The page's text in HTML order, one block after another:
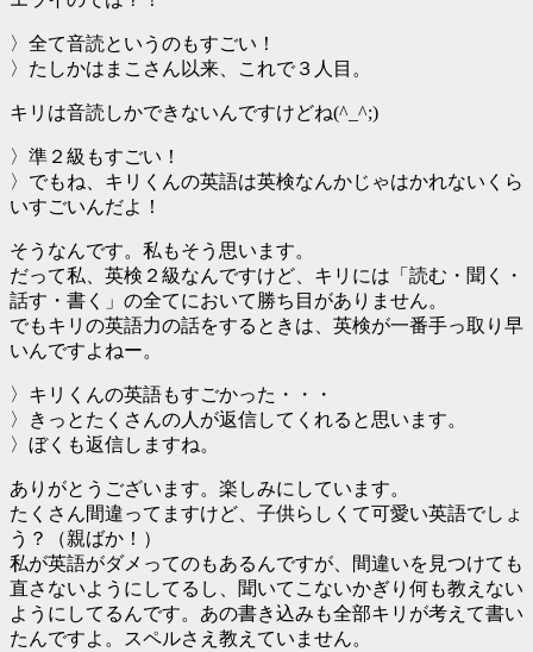
〉全て音読というのもすごい！
〉たしかはまこさん以来、これで３人目。
キリは音読しかできないんですけどね(^_^;)
〉準２級もすごい！
〉でもね、キリくんの英語は英検なんかじゃはかれないくら
いすごいんだよ！
そうなんです。私もそう思います。
だって私、英検２級なんですけど、キリには「読む・聞く・
話す・書く」の全てにおいて勝ち目がありません。
でもキリの英語力の話をするときは、英検が一番手っ取り早
いんですよねー。
〉キリくんの英語もすごかった・・・
〉きっとたくさんの人が返信してくれると思います。
〉ぼくも返信しますね。
ありがとうございます。楽しみにしています。
たくさん間違ってますけど、子供らしくて可愛い英語でしょ
う？（親ばか！）
私が英語がダメってのもあるんですが、間違いを見つけても
直さないようにしてるし、聞いてこないかぎり何も教えない
ようにしてるんです。あの書き込みも全部キリが考えて書い
たんですよ。スペルさえ教えていません。